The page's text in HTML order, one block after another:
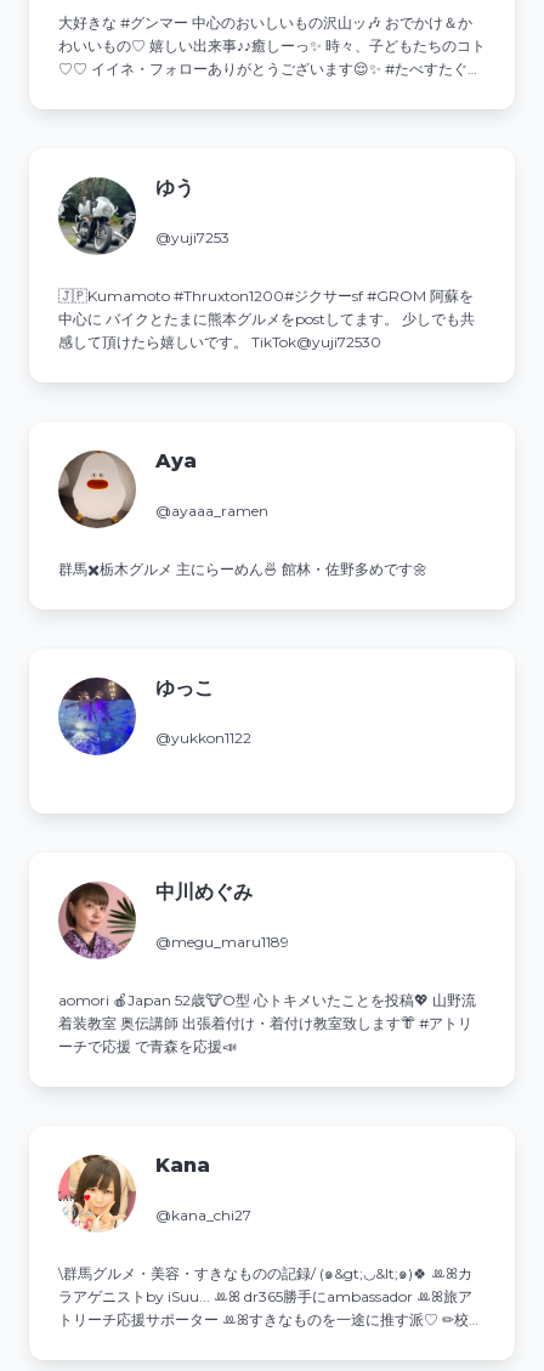
大好きな #グンマー 中心の⁡おいしいもの沢山ッ🎶 おでかけ＆か
わいいもの♡ 嬉しい出来事♪♪癒しーっ✨ 時々⁡、子どもたちのコト
♡♡ イイネ・フォローありがとうございます😌✨ #たべすたぐら
ゆう
@yuji7253
🇯🇵Kumamoto #Thruxton1200#ジクサーsf #GROM 阿蘇を
中心に バイクとたまに熊本グルメをpostしてます。 少しでも共
感して頂けたら嬉しいです。 TikTok@yuji72530
Aya
@ayaaa_ramen
群馬✖️栃木グルメ 主にらーめん🍜 館林・佐野多めです🌼
ゆっこ
@yukkon1122
中川めぐみ
@megu_maru1189
aomori 🍎Japan 52歳🐮O型 心トキメいたことを投稿💖 山野流
着装教室 奥伝講師 出張着付け・着付け教室致します👘 #アトリ
ーチで応援 で青森を応援📣
Kana
@kana_chi27
\群馬グルメ・美容・すきなものの記録/ (๑&gt;◡&lt;๑)🍀 ꔛꕤカ
ラアゲニストby iSuu... ꔛꕤ dr365勝手にambassador ꔛꕤ旅ア
トリーチ応援サポーター ꔛꕤすきなものを一途に推す派♡ ✏︎校正